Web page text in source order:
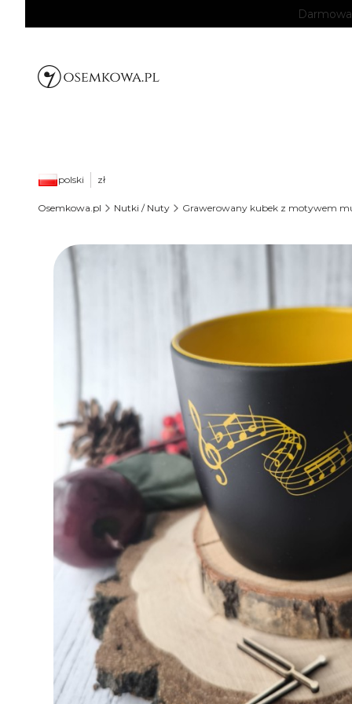
polski zł
Osemkowa.pl Nutki / Nuty Grawerowany kubek z motywem